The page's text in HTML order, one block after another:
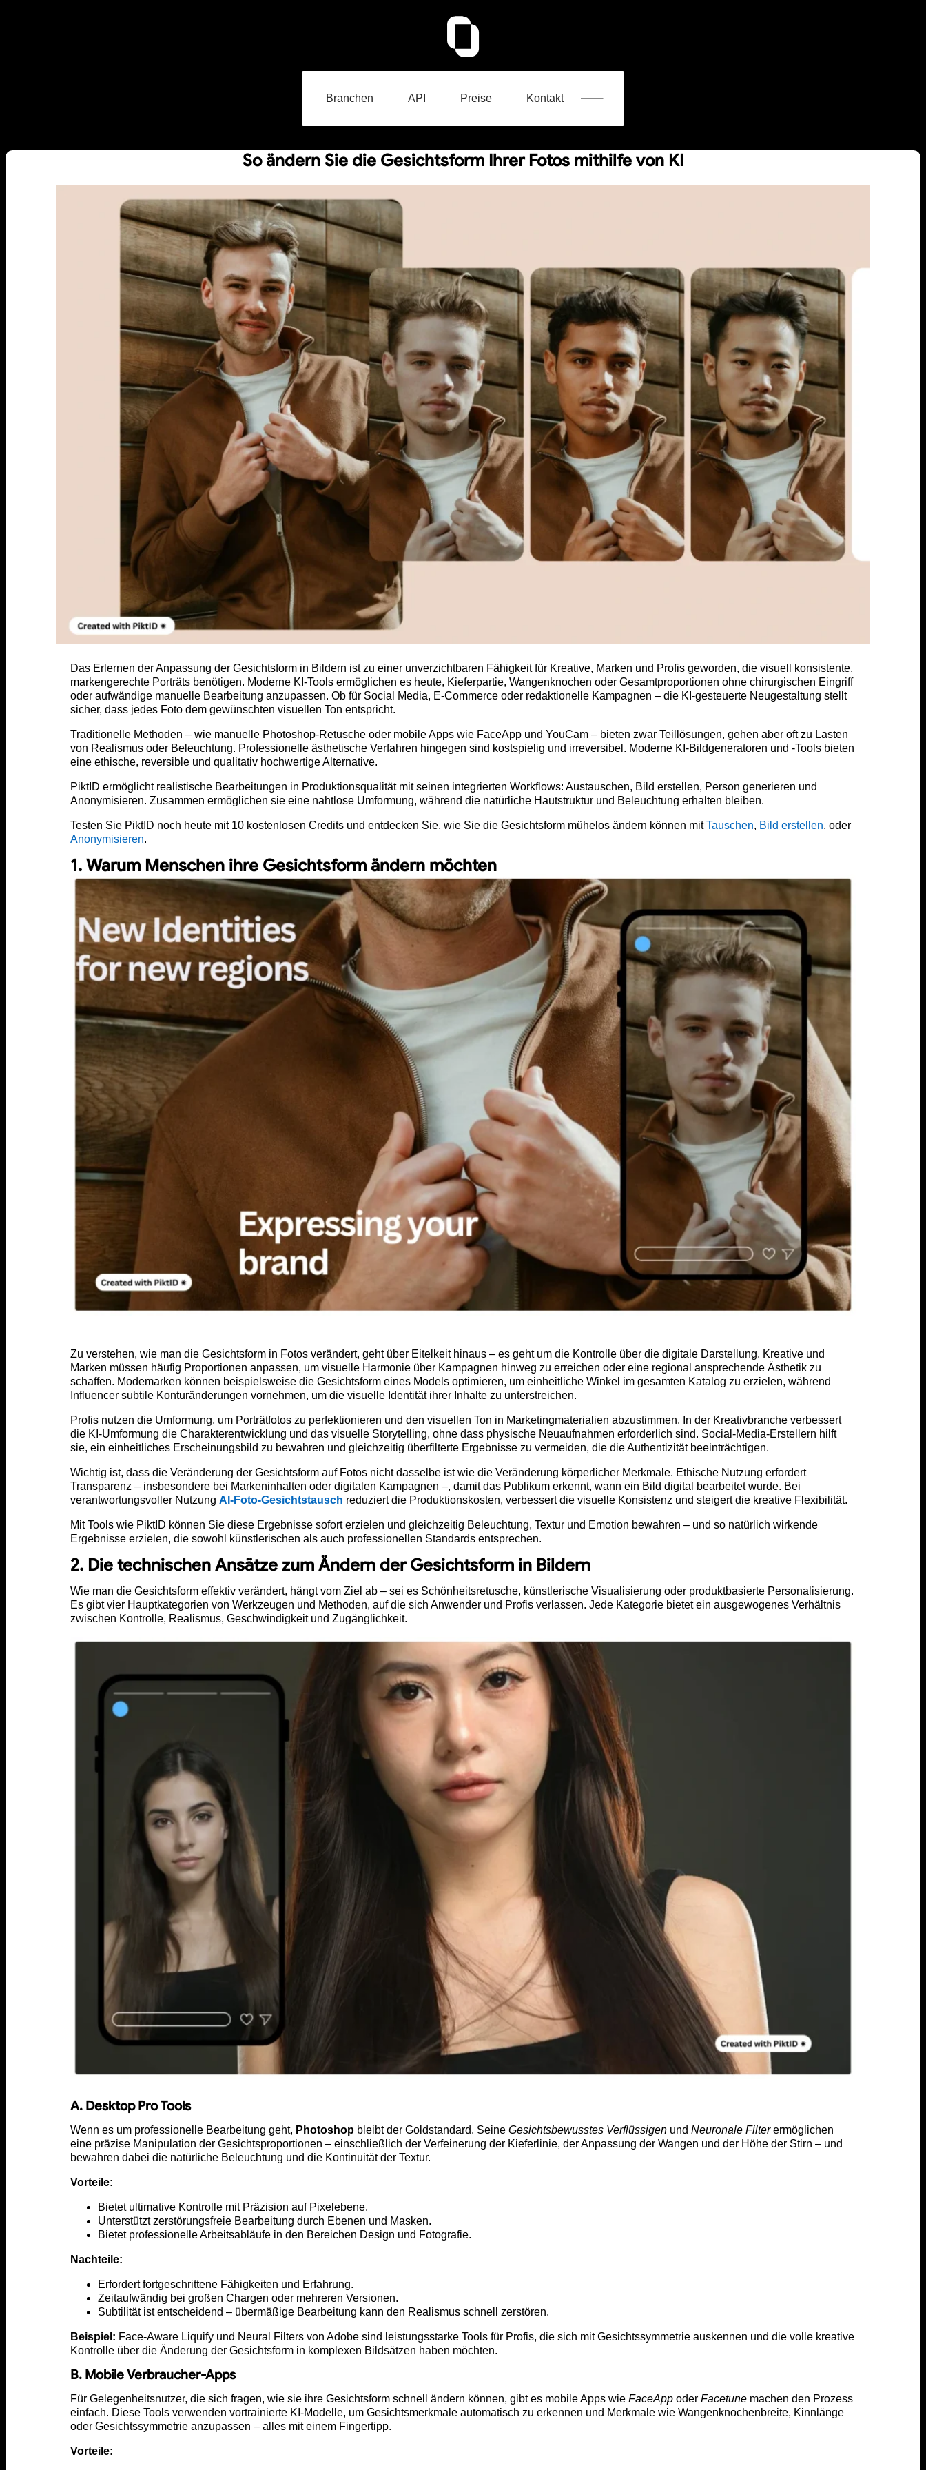
Branchen API Preise Kontakt
So ändern Sie die Gesichtsform Ihrer Fotos mithilfe von KI
Das Erlernen der Anpassung der Gesichtsform in Bildern ist zu einer unverzichtbaren Fähigkeit für Kreative, Marken und Profis geworden, die visuell konsistente,
markengerechte Porträts benötigen. Moderne KI-Tools ermöglichen es heute, Kieferpartie, Wangenknochen oder Gesamtproportionen ohne chirurgischen Eingriff
oder aufwändige manuelle Bearbeitung anzupassen. Ob für Social Media, E-Commerce oder redaktionelle Kampagnen – die KI-gesteuerte Neugestaltung stellt
sicher, dass jedes Foto dem gewünschten visuellen Ton entspricht.
Traditionelle Methoden – wie manuelle Photoshop-Retusche oder mobile Apps wie FaceApp und YouCam – bieten zwar Teillösungen, gehen aber oft zu Lasten
von Realismus oder Beleuchtung. Professionelle ästhetische Verfahren hingegen sind kostspielig und irreversibel. Moderne KI-Bildgeneratoren und -Tools bieten
eine ethische, reversible und qualitativ hochwertige Alternative.
PiktID ermöglicht realistische Bearbeitungen in Produktionsqualität mit seinen integrierten Workflows: Austauschen, Bild erstellen, Person generieren und
Anonymisieren. Zusammen ermöglichen sie eine nahtlose Umformung, während die natürliche Hautstruktur und Beleuchtung erhalten bleiben.
Testen Sie PiktID noch heute mit 10 kostenlosen Credits und entdecken Sie, wie Sie die Gesichtsform mühelos ändern können mitTauschen, Bild erstellen, oder
Anonymisieren.
1. Warum Menschen ihre Gesichtsform ändern möchten
Zu verstehen, wie man die Gesichtsform in Fotos verändert, geht über Eitelkeit hinaus – es geht um die Kontrolle über die digitale Darstellung. Kreative und
Marken müssen häufig Proportionen anpassen, um visuelle Harmonie über Kampagnen hinweg zu erreichen oder eine regional ansprechende Ästhetik zu
schaffen. Modemarken können beispielsweise die Gesichtsform eines Models optimieren, um einheitliche Winkel im gesamten Katalog zu erzielen, während
Influencer subtile Konturänderungen vornehmen, um die visuelle Identität ihrer Inhalte zu unterstreichen.
Profis nutzen die Umformung, um Porträtfotos zu perfektionieren und den visuellen Ton in Marketingmaterialien abzustimmen. In der Kreativbranche verbessert
die KI-Umformung die Charakterentwicklung und das visuelle Storytelling, ohne dass physische Neuaufnahmen erforderlich sind. Social-Media-Erstellern hilft
sie, ein einheitliches Erscheinungsbild zu bewahren und gleichzeitig überfilterte Ergebnisse zu vermeiden, die die Authentizität beeinträchtigen.
Wichtig ist, dass die Veränderung der Gesichtsform auf Fotos nicht dasselbe ist wie die Veränderung körperlicher Merkmale. Ethische Nutzung erfordert
Transparenz – insbesondere bei Markeninhalten oder digitalen Kampagnen –, damit das Publikum erkennt, wann ein Bild digital bearbeitet wurde. Bei
verantwortungsvoller Nutzung AI-Foto-Gesichtstausch reduziert die Produktionskosten, verbessert die visuelle Konsistenz und steigert die kreative Flexibilität.
Mit Tools wie PiktID können Sie diese Ergebnisse sofort erzielen und gleichzeitig Beleuchtung, Textur und Emotion bewahren – und so natürlich wirkende
Ergebnisse erzielen, die sowohl künstlerischen als auch professionellen Standards entsprechen.
2. Die technischen Ansätze zum Ändern der Gesichtsform in Bildern
Wie man die Gesichtsform effektiv verändert, hängt vom Ziel ab – sei es Schönheitsretusche, künstlerische Visualisierung oder produktbasierte Personalisierung.
Es gibt vier Hauptkategorien von Werkzeugen und Methoden, auf die sich Anwender und Profis verlassen. Jede Kategorie bietet ein ausgewogenes Verhältnis
zwischen Kontrolle, Realismus, Geschwindigkeit und Zugänglichkeit.
A. Desktop Pro Tools
Wenn es um professionelle Bearbeitung geht, Photoshop bleibt der Goldstandard. Seine Gesichtsbewusstes Verflüssigen und Neuronale Filterermöglichen
eine präzise Manipulation der Gesichtsproportionen – einschließlich der Verfeinerung der Kieferlinie, der Anpassung der Wangen und der Höhe der Stirn – und
bewahren dabei die natürliche Beleuchtung und die Kontinuität der Textur.
Vorteile:
Bietet ultimative Kontrolle mit Präzision auf Pixelebene.
Unterstützt zerstörungsfreie Bearbeitung durch Ebenen und Masken.
Bietet professionelle Arbeitsabläufe in den Bereichen Design und Fotografie.
Nachteile:
Erfordert fortgeschrittene Fähigkeiten und Erfahrung.
Zeitaufwändig bei großen Chargen oder mehreren Versionen.
Subtilität ist entscheidend – übermäßige Bearbeitung kann den Realismus schnell zerstören.
Beispiel: Face-Aware Liquify und Neural Filters von Adobe sind leistungsstarke Tools für Profis, die sich mit Gesichtssymmetrie auskennen und die volle kreative
Kontrolle über die Änderung der Gesichtsform in komplexen Bildsätzen haben möchten.
B. Mobile Verbraucher-Apps
Für Gelegenheitsnutzer, die sich fragen, wie sie ihre Gesichtsform schnell ändern können, gibt es mobile Apps wie FaceApp oder Facetune machen den Prozess
einfach. Diese Tools verwenden vortrainierte KI-Modelle, um Gesichtsmerkmale automatisch zu erkennen und Merkmale wie Wangenknochenbreite, Kinnlänge
oder Gesichtssymmetrie anzupassen – alles mit einem Fingertipp.
Vorteile: